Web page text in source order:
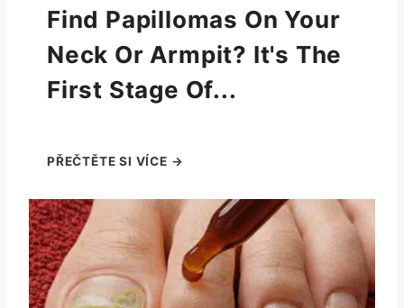
Find Papillomas On Your
Neck Or Armpit? It's The
First Stage Of...